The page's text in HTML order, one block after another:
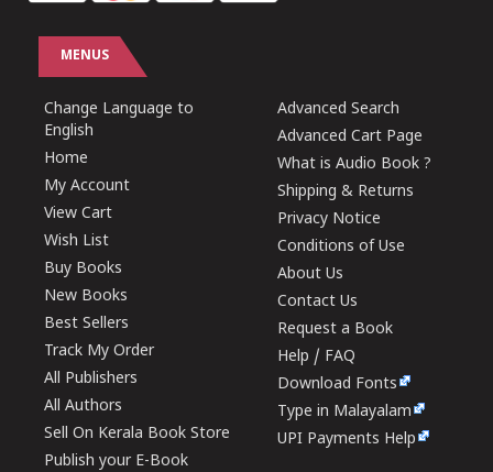
MENUS
Change Language to
English
Home
My Account
View Cart
Wish List
Buy Books
New Books
Best Sellers
Track My Order
All Publishers
All Authors
Sell On Kerala Book Store
Publish your E-Book
Advanced Search
Advanced Cart Page
What is Audio Book ?
Shipping & Returns
Privacy Notice
Conditions of Use
About Us
Contact Us
Request a Book
Help / FAQ
Download Fonts
Type in Malayalam
UPI Payments Help